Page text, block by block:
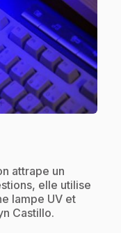
attrape un
elle utilise
lampe UV et
Castillo.